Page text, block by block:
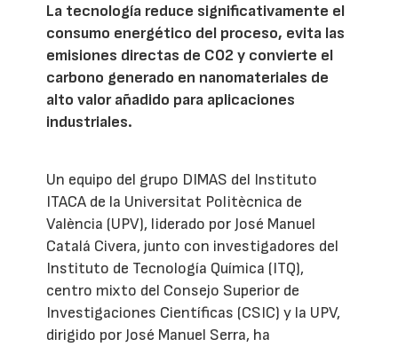
La tecnología reduce significativamente el
consumo energético del proceso, evita las
emisiones directas de CO2 y convierte el
carbono generado en nanomateriales de
alto valor añadido para aplicaciones
industriales.
Un equipo del grupo DIMAS del Instituto
ITACA de la Universitat Politècnica de
València (UPV), liderado por José Manuel
Catalá Civera, junto con investigadores del
Instituto de Tecnología Química (ITQ),
centro mixto del Consejo Superior de
Investigaciones Científicas (CSIC) y la UPV,
dirigido por José Manuel Serra, ha